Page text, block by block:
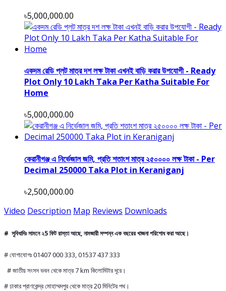
৳5,000,000.00
একদম রেডি প্লট মাত্র দশ লক্ষ টাকা এখনই বাড়ি করার উপযোগী - Ready
Plot Only 10 Lakh Taka Per Katha Suitable For
Home
৳5,000,000.00
কেরানীগঞ্জ এ নিৰ্ভেজাল জমি, প্রতি শতাংশ মাত্র ২৫০০০০ লক্ষ টাকা - Per
Decimal 250000 Taka Plot in Keraniganj
৳2,500,000.00
Video Description Map Reviews Downloads
# সুবিধাদিঃ সামনে ২5 ফিট রাস্তা আছে, নামজারী সম্পন্ন এক বছরের খাজনা পরিশোধ করা আছে।
# যোগাযোগঃ 01407 000 333, 01537 437 333
# জাতীয় সংসদ ভবন থেকে মাত্র 7 km কিলোমিটার দূরে।
# ঢাকার প্রাণকেন্দ্র মোহাম্মদপুর থেকে মাত্র 20 মিনিটের পথ।